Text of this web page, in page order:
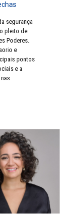
segurança
pleito de
Poderes.
e
pontos
e a